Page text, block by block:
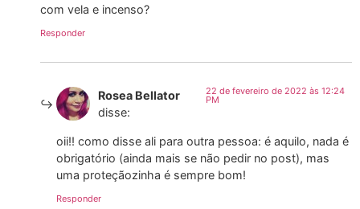
com vela e incenso?
Responder
Rosea Bellator
disse:
22 de fevereiro de 2022 às 12:24
PM
oii!! como disse ali para outra pessoa: é aquilo, nada é
obrigatório (ainda mais se não pedir no post), mas
uma proteçãozinha é sempre bom!
Responder